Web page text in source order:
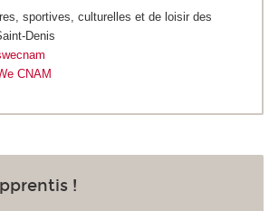
sportives, culturelles et de loisir des
Denis
CNAM
!